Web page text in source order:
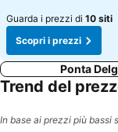
Guarda i prezzi di 10 siti
Scopri i prezzi
Ponta
Trend del
In base ai prezzi più bassi